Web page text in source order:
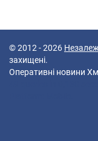
© 2012 - 2026
захищені.
Оперативні новини